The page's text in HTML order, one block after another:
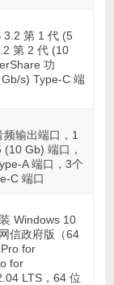
3.2 第 1 代 (5
第 2 代 (10
功
s) Type-C 端
输出端口，1
Gb) 端口，
A 端口，3个
C 端口
Windows 10
信政府版（64
for
for
LTS，64 位